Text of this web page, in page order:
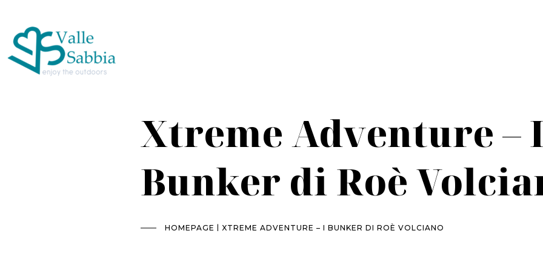
Xtreme Adventure –
Bunker di Roè
HOMEPAGE | XTREME ADVENTURE – I BUNKER DI ROÈ VOLCIANO